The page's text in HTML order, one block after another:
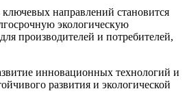
ключевых направлений становится
экологическую
производителей и потребителей,
инновационных технологий и
развития и экологической